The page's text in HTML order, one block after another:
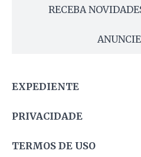
RECEBA
EXPEDIENTE
PRIVACIDADE
TERMOS DE USO